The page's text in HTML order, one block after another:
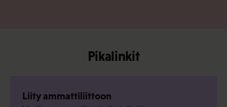
Pikalinkit
Liity ammattiliittoon